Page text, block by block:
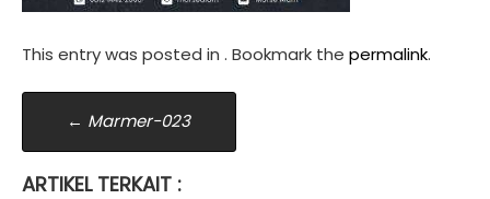
This entry was posted in . Bookmark the permalink.
Post
navigation
← Marmer-023
ARTIKEL TERKAIT :